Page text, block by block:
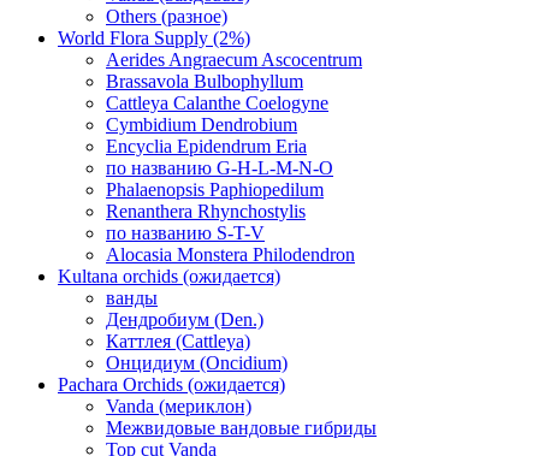
Others (разное)
World Flora Supply (2%)
Aerides Angraecum Ascocentrum
Brassavola Bulbophyllum
Cattleya Calanthe Coelogyne
Cymbidium Dendrobium
Encyclia Epidendrum Eria
по названию G-H-L-M-N-O
Phalaenopsis Paphiopedilum
Renanthera Rhynchostylis
по названию S-T-V
Alocasia Monstera Philodendron
Kultana orchids (ожидается)
ванды
Дендробиум (Den.)
Каттлея (Cattleya)
Онцидиум (Oncidium)
Pachara Orchids (ожидается)
Vanda (мериклон)
Межвидовые вандовые гибриды
Top cut Vanda